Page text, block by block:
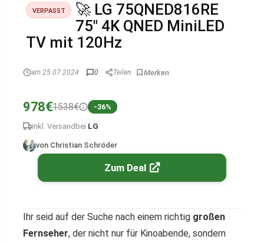
VERPASST
🚀 LG 75QNED816RE
75″ 4K QNED MiniLED
TV mit 120Hz
am 25.07.2024 0 Teilen
978€1538€ -36%
inkl. Versand bei LG
von Christian Schröder
Zum Deal
Ihr seid auf der Suche nach einem richtig großen
Fernseher, der nicht nur für Kinoabende, sondern